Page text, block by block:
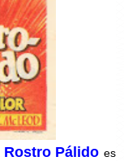
Rostro Pálido es